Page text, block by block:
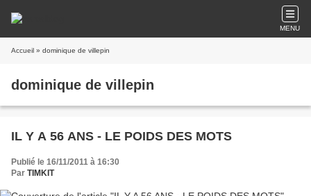
MENU
Accueil » dominique de villepin
dominique de villepin
IL Y A 56 ANS - LE POIDS DES MOTS
Publié le 16/11/2011 à 16:30
Par TIMKIT